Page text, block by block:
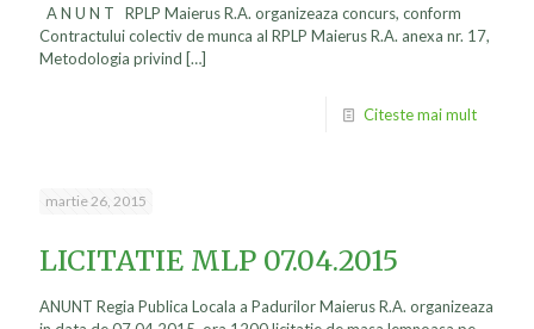
A N U N T RPLP Maierus R.A. organizeaza concurs, conform
Contractului colectiv de munca al RPLP Maierus R.A. anexa nr. 17,
Metodologia privind […]
Citeste mai mult
martie 26, 2015
LICITATIE MLP 07.04.2015
ANUNT Regia Publica Locala a Padurilor Maierus R.A. organizeaza